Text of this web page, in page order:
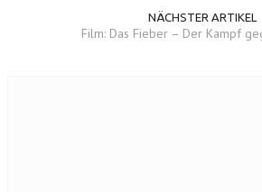
NÄCHSTER ARTIKEL
Film: Das Fieber – Der Kampf